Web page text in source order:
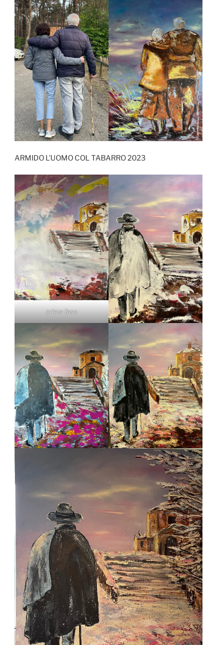
ARMIDO L’UOMO COL TABARRO 2023
prima fase